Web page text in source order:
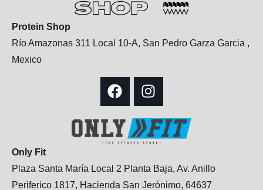
Protein Shop
Río Amazonas 311 Local 10-A, San Pedro Garza Garcia ,
Mexico
Only Fit
Plaza Santa María Local 2 Planta Baja, Av. Anillo
Periferico 1817, Hacienda San Jerónimo, 64637